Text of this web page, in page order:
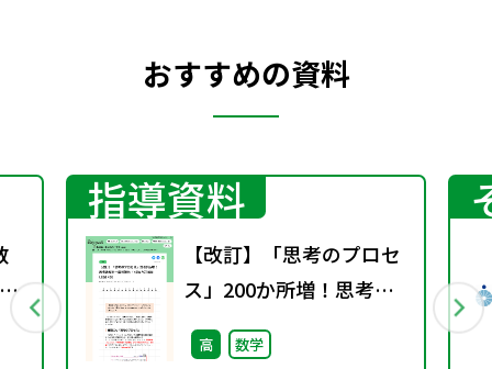
おすすめの資料
指導資料
【改訂】「思考のプロセ
ス」200か所増！思考過
程を一層可視化（NEW
ACTION LEGEND）
高 数学